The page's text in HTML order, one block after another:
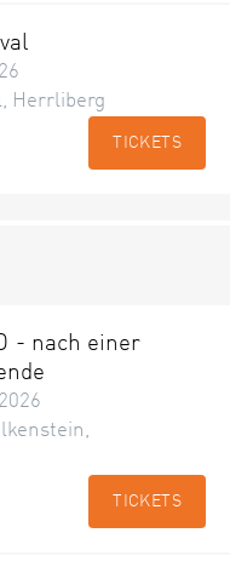
Herrliberg
TICKETS
- nach einer
TICKETS